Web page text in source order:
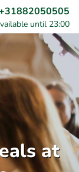
until 23:00
at